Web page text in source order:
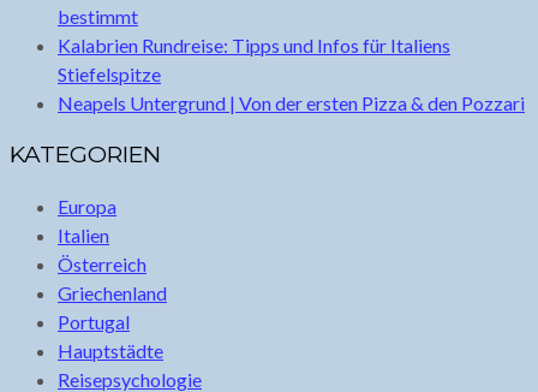
bestimmt
Kalabrien Rundreise: Tipps und Infos für Italiens
Stiefelspitze
Neapels Untergrund | Von der ersten Pizza & den Pozzari
KATEGORIEN
Europa
Italien
Österreich
Griechenland
Portugal
Hauptstädte
Reisepsychologie